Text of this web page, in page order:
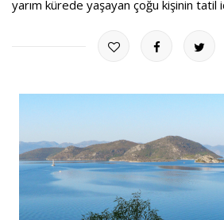
yarım kürede yaşayan çoğu kişinin tatil